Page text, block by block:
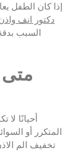
إذا كان الطفل
السبب
أحيانًا لا
المتكرر أو
تخفيف الم